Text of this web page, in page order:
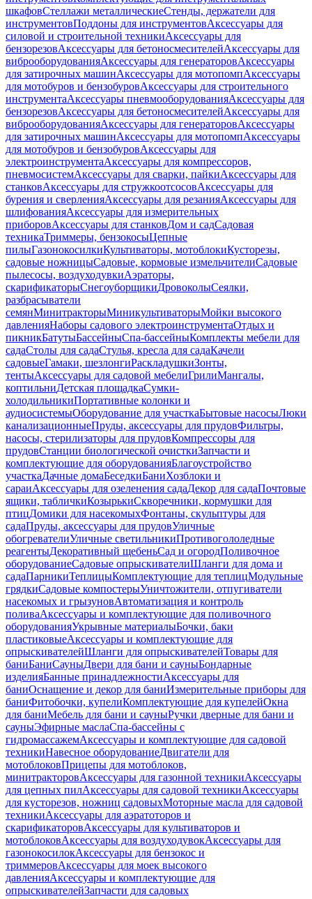
шкафовСтеллажи металлическиеСтенды, держатели для
инструментовПоддоны для инструментовАксессуары для
силовой и строительной техникиАксессуары для
бензорезовАксессуары для бетоносмесителейАксессуары для
виброоборудованияАксессуары для генераторовАксессуары
для затирочных машинАксессуары для мотопомпАксессуары
для мотобуров и бензобуровАксессуары для строительного
инструментаАксессуары пневмооборудованияАксессуары для
бензорезовАксессуары для бетоносмесителейАксессуары для
виброоборудованияАксессуары для генераторовАксессуары
для затирочных машинАксессуары для мотопомпАксессуары
для мотобуров и бензобуровАксессуары для
электроинструментаАксессуары для компрессоров,
пневмосистемАксессуары для сварки, пайкиАксессуары для
станковАксессуары для стружкоотсосовАксессуары для
бурения и сверленияАксессуары для резанияАксессуары для
шлифованияАксессуары для измерительных
приборовАксессуары для станковДом и садСадовая
техникаТриммеры, бензокосыЦепные
пилыГазонокосилкиКультиваторы, мотоблокиКусторезы,
садовые ножницыСадовые, кормовые измельчителиСадовые
пылесосы, воздуходувкиАэраторы,
скарификаторыСнегоуборщикиДровоколыСеялки,
разбрасыватели
семянМинитракторыМиникультиваторыМойки высокого
давленияНаборы садового электроинструментаОтдых и
пикникБатутыБассейныСпа-бассейныКомплекты мебели для
садаСтолы для садаСтулья, кресла для садаКачели
садовыеГамаки, шезлонгиРаскладушкиЗонты,
тентыАксессуары для садовой мебелиГрилиМангалы,
коптильниДетская площадкаСумки-
холодильникиПортативные колонки и
аудиосистемыОборудование для участкаБытовые насосыЛюки
канализационныеПруды, аксессуары для прудовФильтры,
насосы, стерилизаторы для прудовКомпрессоры для
прудовСтанции биологической очисткиЗапчасти и
комплектующие для оборудованияБлагоустройство
участкаДачные домаБеседкиБаниХозблоки и
сараиАксессуары для озеленения садаДекор для садаПочтовые
ящики, табличкиКозырькиСкворечники, кормушки для
птицДомики для насекомыхФонтаны, скульптуры для
садаПруды, аксессуары для прудовУличные
обогревателиУличные светильникиПротивогололедные
реагентыДекоративный щебеньСад и огородПоливочное
оборудованиеСадовые опрыскивателиШланги для дома и
садаПарникиТеплицыКомплектующие для теплицМодульные
грядкиСадовые компостерыУничтожители, отпугиватели
насекомых и грызуновАвтоматизация и контроль
поливаАксессуары и комплектующие для поливочного
оборудованияУкрывные материалыБочки, баки
пластиковыеАксессуары и комплектующие для
опрыскивателейШланги для опрыскивателейТовары для
баниБаниСауныДвери для бани и сауныБондарные
изделияБанные принадлежностиАксессуары для
баниОснащение и декор для баниИзмерительные приборы для
баниФитобочки, купелиКомплектующие для купелейОкна
для баниМебель для бани и сауныРучки дверные для бани и
сауныЭфирные маслаСпа-бассейны с
гидромассажемАксессуары и комплектующие для садовой
техникиНавесное оборудованиеДвигатели для
мотоблоковПрицепы для мотоблоков,
минитракторовАксессуары для газонной техникиАксессуары
для цепных пилАксессуары для садовой техникиАксессуары
для кусторезов, ножниц садовыхМоторные масла для садовой
техникиАксессуары для аэратоторов и
скарификаторовАксессуары для культиваторов и
мотоблоковАксессуары для воздуходувокАксессуары для
газонокосилокАксессуары для бензокос и
триммеровАксессуары для моек высокого
давленияАксессуары и комплектующие для
опрыскивателейЗапчасти для садовых